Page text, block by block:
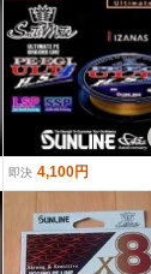
即決 4,100円